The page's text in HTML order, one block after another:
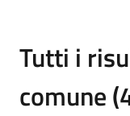
Tutti i
comune